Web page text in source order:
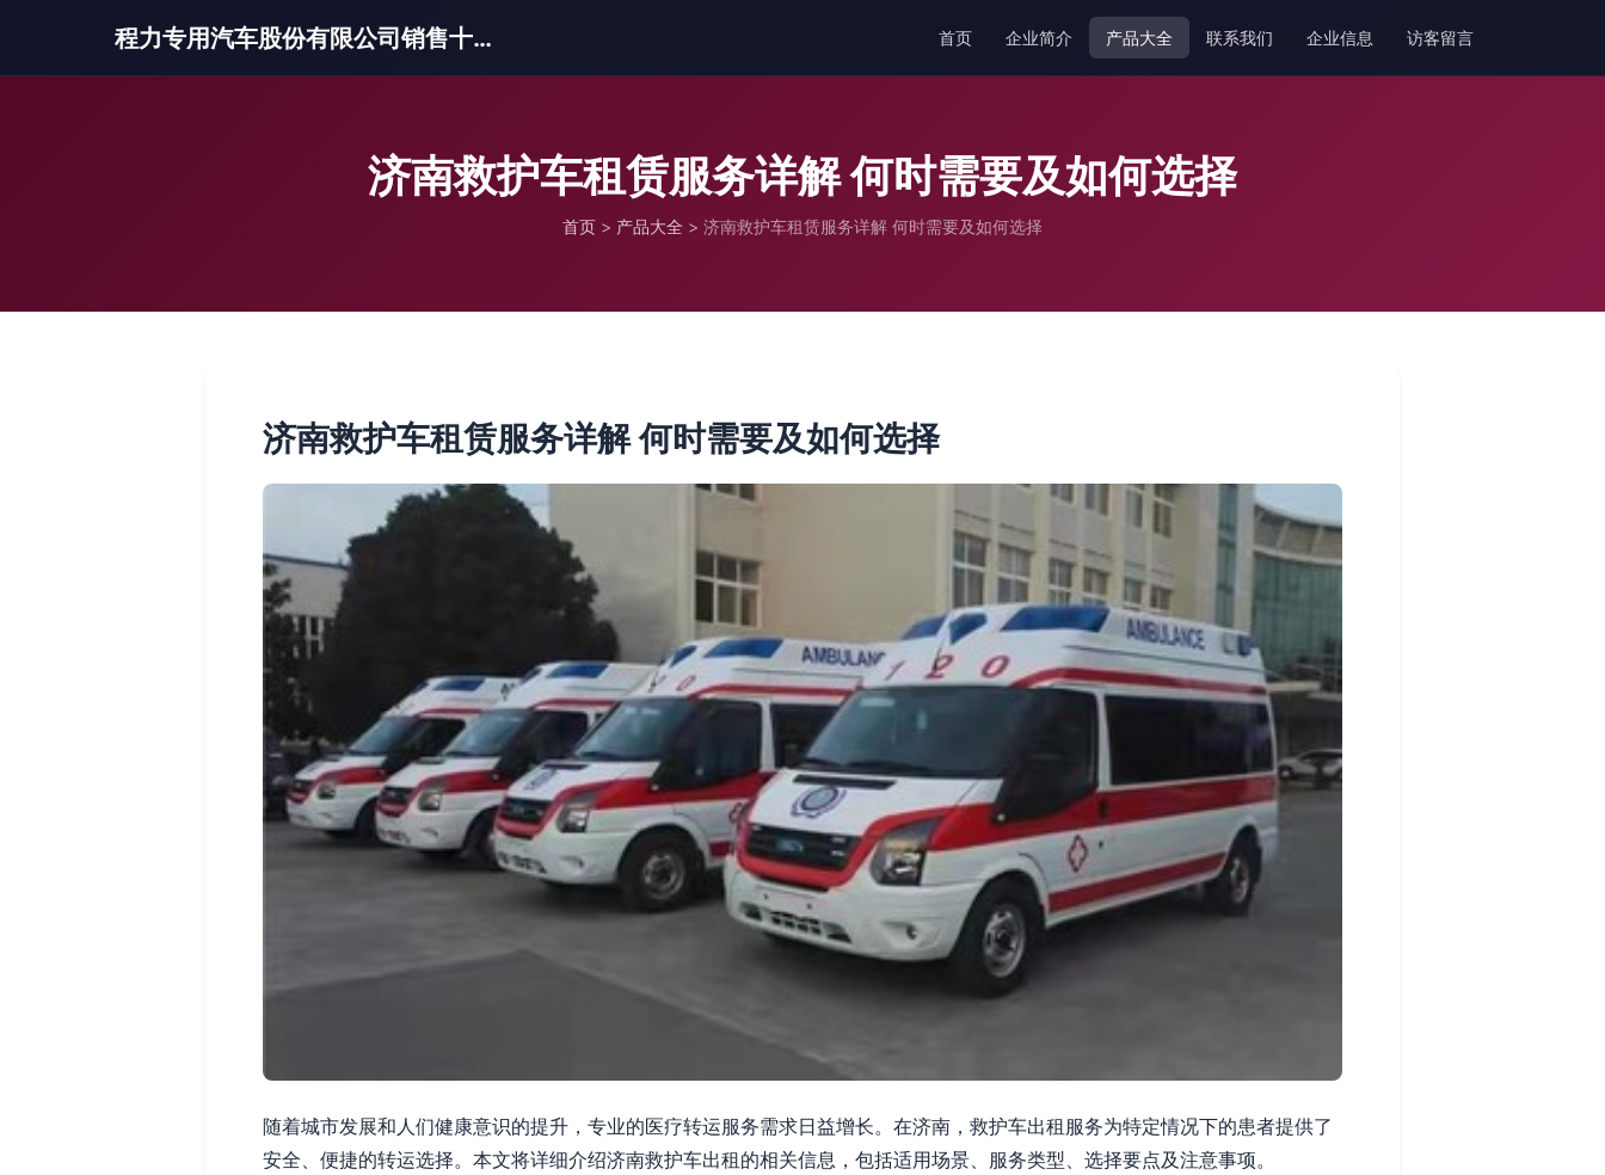
程力专用汽车股份有限公司销售十三分公司 首页 企业简介 产品大全 联系我们 企业信息 访客留言
济南救护车租赁服务详解 何时需要及如何选择
首页 > 产品大全 > 济南救护车租赁服务详解 何时需要及如何选择
济南救护车租赁服务详解 何时需要及如何选择
随着城市发展和人们健康意识的提升，专业的医疗转运服务需求日益增长。在济南，救护车出租服务为特定情况下的患者提供了
安全、便捷的转运选择。本文将详细介绍济南救护车出租的相关信息，包括适用场景、服务类型、选择要点及注意事项。